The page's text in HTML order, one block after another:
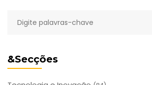
&Secções